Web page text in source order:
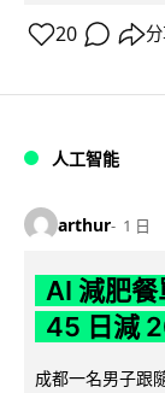
20
人工智能
arthur 1 日
AI 減肥
45 日減
成都一名男子跟